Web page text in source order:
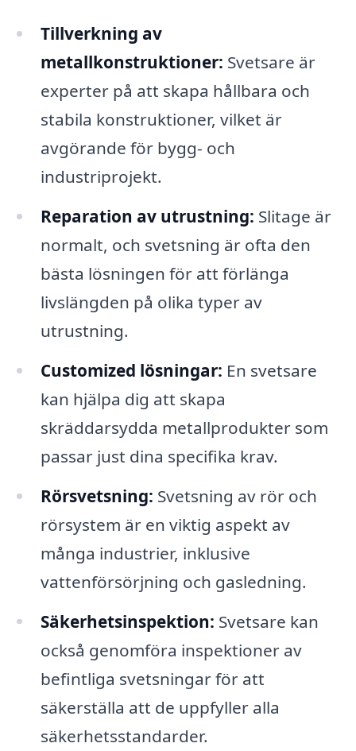
Tillverkning av
metallkonstruktioner: Svetsare är
experter på att skapa hållbara och
stabila konstruktioner, vilket är
avgörande för bygg- och
industriprojekt.
Reparation av utrustning: Slitage är
normalt, och svetsning är ofta den
bästa lösningen för att förlänga
livslängden på olika typer av
utrustning.
Customized lösningar: En svetsare
kan hjälpa dig att skapa
skräddarsydda metallprodukter som
passar just dina specifika krav.
Rörsvetsning: Svetsning av rör och
rörsystem är en viktig aspekt av
många industrier, inklusive
vattenförsörjning och gasledning.
Säkerhetsinspektion: Svetsare kan
också genomföra inspektioner av
befintliga svetsningar för att
säkerställa att de uppfyller alla
säkerhetsstandarder.